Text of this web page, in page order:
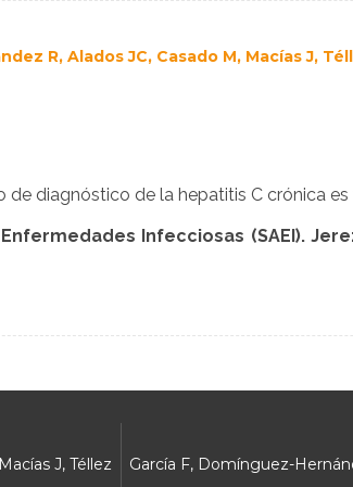
R, Alados JC, Casado M, Macías J,
de diagnóstico de la hepatitis C crónica
Infecciosas (SAEI).
J, Téllez
García F, Domínguez-